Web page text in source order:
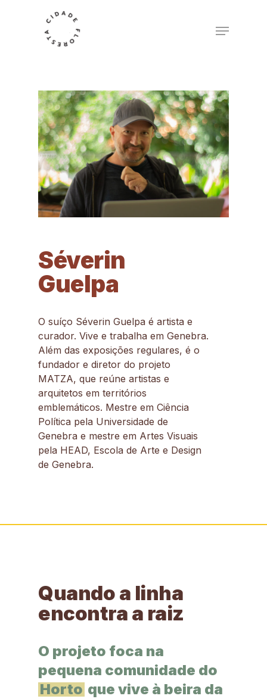
Séverin
Guelpa
O suíço Séverin Guelpa é artista e
curador. Vive e trabalha em Genebra.
Além das exposições regulares, é o
fundador e diretor do projeto
MATZA, que reúne artistas e
arquitetos em territórios
emblemáticos. Mestre em Ciência
Política pela Universidade de
Genebra e mestre em Artes Visuais
pela HEAD, Escola de Arte e Design
de Genebra.
Quando a linha
encontra a raiz
O projeto foca na
pequena comunidade do
Horto que vive à beira da